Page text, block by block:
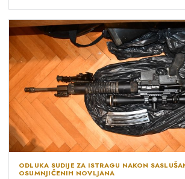
ODLUKA SUDIJE ZA ISTRAGU NAKON
OSUMNJIČENIH NOVLJANA